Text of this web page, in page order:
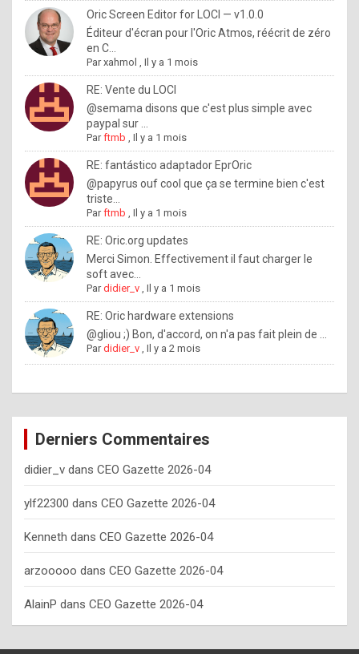
o
u
w
a
n
t
o
n
o
w
h
o
w
o
e
y
o
u
s
h
o
Oric Screen Editor for LOCI — v1.0.0
Éditeur d'écran pour l'Oric Atmos, réécrit de zéro
en C...
Parxahmol ,Il y a 1 mois
RE: Vente du LOCI
@semama disons que c'est plus simple avec
paypal sur ...
Parftmb ,Il y a 1 mois
RE: fantástico adaptador EprOric
@papyrus ouf cool que ça se termine bien c'est
triste...
Parftmb ,Il y a 1 mois
RE: Oric.org updates
Merci Simon. Effectivement il faut charger le
soft avec...
Pardidier_v ,Il y a 1 mois
RE: Oric hardware extensions
@gliou ;) Bon, d'accord, on n'a pas fait plein de ...
Pardidier_v ,Il y a 2 mois
Derniers Commentaires
didier_v dans CEO Gazette 2026-04
ylf22300 dans CEO Gazette 2026-04
Kenneth dans CEO Gazette 2026-04
arzooooo dans CEO Gazette 2026-04
AlainP dans CEO Gazette 2026-04